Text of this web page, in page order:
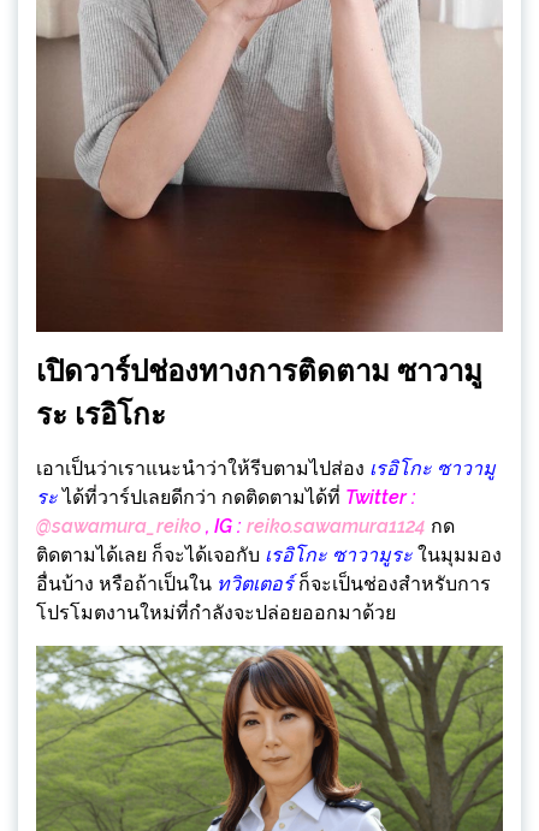
เปิดวาร์ปช่องทางการติดตาม ซาวามู
ระ เรอิโกะ
เอาเป็นว่าเราแนะนำว่าให้รีบตามไปส่อง เรอิโกะ ซาวามู
ระได้ที่วาร์ปเลยดีกว่า กดติดตามได้ที่ Twitter :
@sawamura_reiko , IG : reiko.sawamura1124 กด
ติดตามได้เลย ก็จะได้เจอกับ เรอิโกะ ซาวามูระ ในมุมมอง
อื่นบ้าง หรือถ้าเป็นใน ทวิตเตอร์ก็จะเป็นช่องสำหรับการ
โปรโมตงานใหม่ที่กำลังจะปล่อยออกมาด้วย